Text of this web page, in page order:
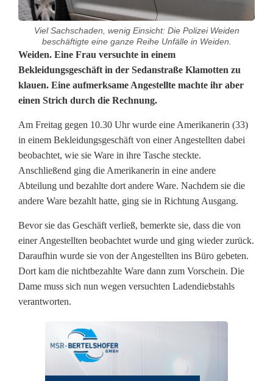
Viel Sachschaden, wenig Einsicht: Die Polizei Weiden
beschäftigte eine ganze Reihe Unfälle in Weiden.
A
m
e
r
i
k
a
n
e
r
i
Weiden. Eine Frau versuchte in einem
Bekleidungsgeschäft in der Sedanstraße Klamotten zu
klauen. Eine aufmerksame Angestellte machte ihr aber
einen Strich durch die Rechnung.
Am Freitag gegen 10.30 Uhr wurde eine Amerikanerin (33)
in einem Bekleidungsgeschäft von einer Angestellten dabei
beobachtet, wie sie Ware in ihre Tasche steckte.
Anschließend ging die Amerikanerin in eine andere
Abteilung und bezahlte dort andere Ware. Nachdem sie die
andere Ware bezahlt hatte, ging sie in Richtung Ausgang.
Bevor sie das Geschäft verließ, bemerkte sie, dass die von
einer Angestellten beobachtet wurde und ging wieder zurück.
Daraufhin wurde sie von der Angestellten ins Büro gebeten.
Dort kam die nichtbezahlte Ware dann zum Vorschein. Die
Dame muss sich nun wegen versuchten Ladendiebstahls
verantworten.